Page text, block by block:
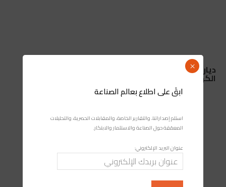
ديار الأندلس ببوسكورة… معاناة يومية مع انقطاعات
الكهرباء والماء بلا سابق إنذار
ابقَ على اطلاع بعالم الصناعة
استلم إصداراتنا، والتقارير الخاصة، والمقابلات الحصرية، والتحليلات
المعمّقة حول الصناعة والاستثمار والابتكار.
عنوان البريد الإلكتروني:
×